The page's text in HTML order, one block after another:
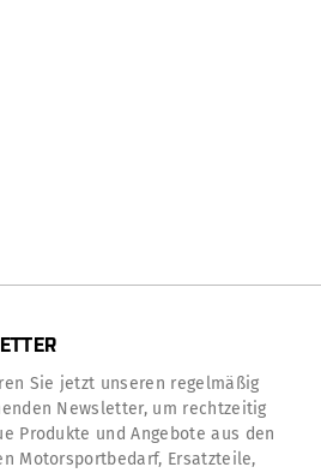
Sie jetzt unseren regelmäßig
Newsletter, um rechtzeitig
Produkte und Angebote aus den
Motorsportbedarf, Ersatzteile,